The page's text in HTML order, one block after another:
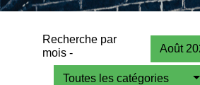
Recherche par
mois -
Août
Toutes les catégories